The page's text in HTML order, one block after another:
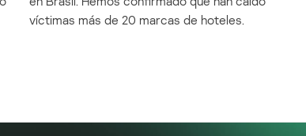
víctimas más de 20 marcas de hoteles.